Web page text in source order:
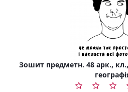
Зошит предметн. 48 арк.,